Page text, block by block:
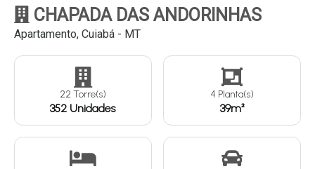
CHAPADA DAS ANDORINHAS
Apartamento, Cuiabá - MT
22 Torre(s)
352 Unidades
4 Planta(s)
39m²
Continuar